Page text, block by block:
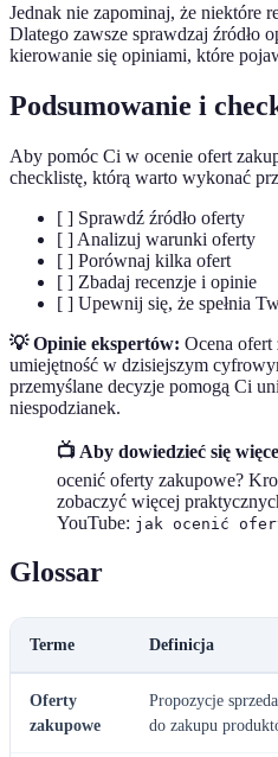
Jednak nie zapominaj, że niektóre
Dlatego zawsze sprawdzaj źródło
kierowanie się opiniami, które
Podsumowanie i
Aby pomóc Ci w ocenie ofert
checklistę, którą warto wykonać
[ ] Sprawdź źródło oferty
[ ] Analizuj warunki oferty
[ ] Porównaj kilka ofert
[ ] Zbadaj recenzje i opinie
[ ] Upewnij się, że spełnia
💡 Opinie ekspertów: Ocena
umiejętność w dzisiejszym
przemyślane decyzje pomogą Ci
niespodzianek.
📺 Aby dowiedzieć się
ocenić oferty zakupowe?
zobaczyć więcej
YouTube: jak ocenić
Glossar
Terme Definicja
Oferty
zakupowe
Propozycje
do zakupu